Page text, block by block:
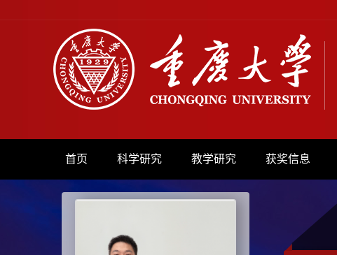
首页 科学研究 教学研究 获奖信息